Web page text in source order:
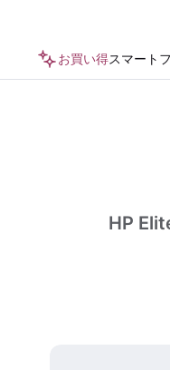
お買い得スマート
HP